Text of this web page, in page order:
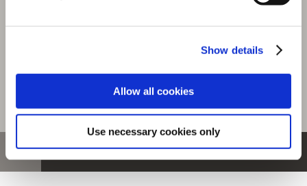
Show details
Allow all cookies
Use necessary cookies only
商品を選びなおす
4,480円
(税込)
おすすめ商品